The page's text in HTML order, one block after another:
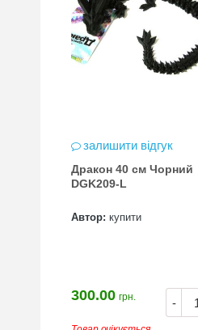
залишити відгук
Дракон 40 см Чорний
DGK209-L
Автор: купити
-
300.00 грн.